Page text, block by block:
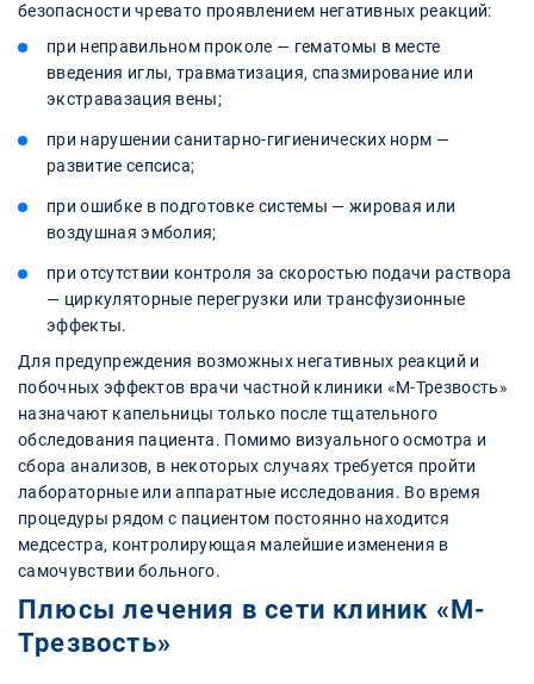
безопасности чревато проявлением негативных реакций:
при неправильном проколе — гематомы в месте
введения иглы, травматизация, спазмирование или
экстравазация вены;
при нарушении санитарно-гигиенических норм —
развитие сепсиса;
при ошибке в подготовке системы — жировая или
воздушная эмболия;
при отсутствии контроля за скоростью подачи раствора
— циркуляторные перегрузки или трансфузионные
эффекты.
Для предупреждения возможных негативных реакций и
побочных эффектов врачи частной клиники «М-Трезвость»
назначают капельницы только после тщательного
обследования пациента. Помимо визуального осмотра и
сбора анализов, в некоторых случаях требуется пройти
лабораторные или аппаратные исследования. Во время
процедуры рядом с пациентом постоянно находится
медсестра, контролирующая малейшие изменения в
самочувствии больного.
Плюсы лечения в сети клиник «М-
Трезвость»